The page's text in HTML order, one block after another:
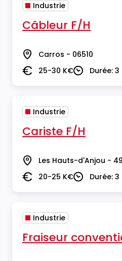
Industrie
Câbleur F/H
Lieu Carros - 06510
Salaire25-30 K€DuréeDurée:
Industrie
Cariste F/H
Lieu Les Hauts-d'Anjou -
Salaire20-25 K€DuréeDurée:
Industrie
Fraiseur